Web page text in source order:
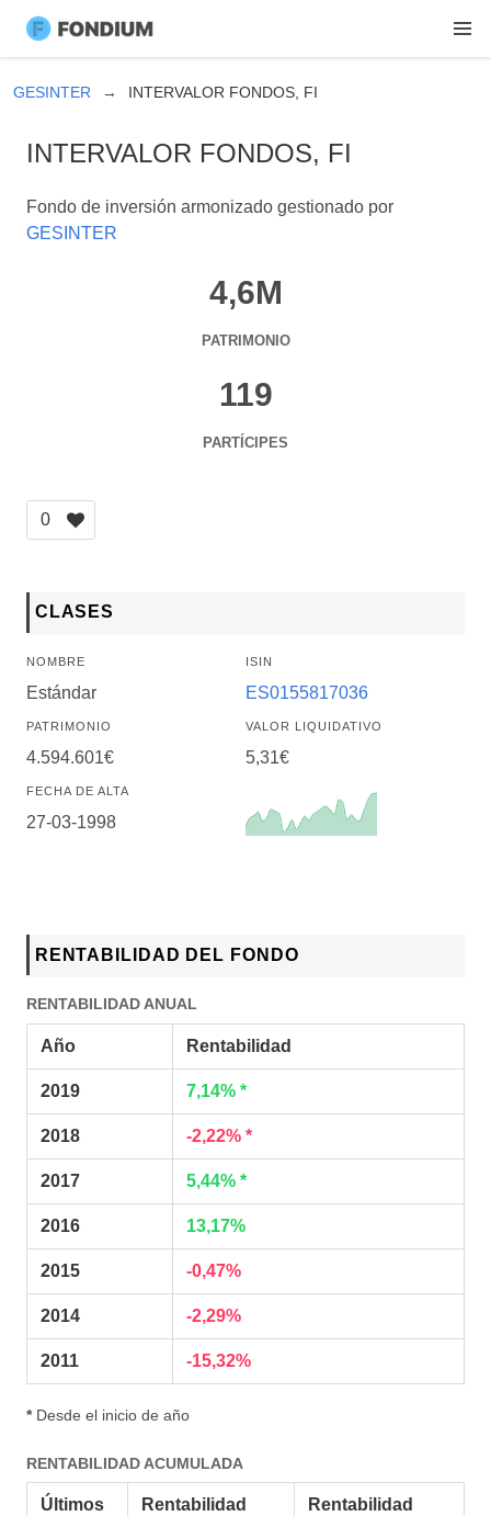
GESINTER INTERVALOR FONDOS, FI
INTERVALOR FONDOS, FI
Fondo de inversión armonizado gestionado por
GESINTER
4,6M
PATRIMONIO
119
PARTÍCIPES
0
CLASES
NOMBRE
Estándar
ISIN
ES0155817036
PATRIMONIO
4.594.601€
VALOR LIQUIDATIVO
5,31€
FECHA DE ALTA
27-03-1998
RENTABILIDAD DEL FONDO
RENTABILIDAD ANUAL
Año Rentabilidad
2019 7,14% *
2018 -2,22% *
2017 5,44% *
2016 13,17%
2015 -0,47%
2014 -2,29%
2011 -15,32%
*Desde el inicio de año
RENTABILIDAD ACUMULADA
Últimos
Rentabilidad
Rentabilidad